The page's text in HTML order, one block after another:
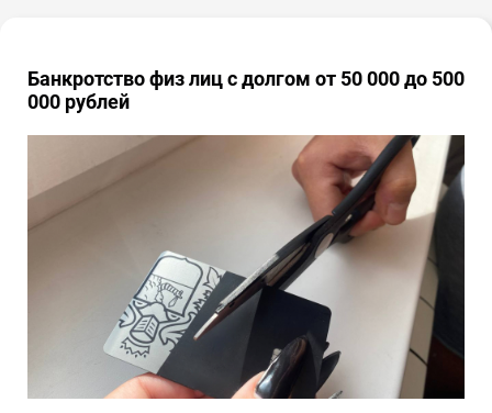
Банкротство физ лиц с долгом от 50 000 до 500
000 рублей